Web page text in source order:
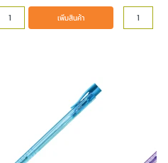
เพิ่มสินค้า